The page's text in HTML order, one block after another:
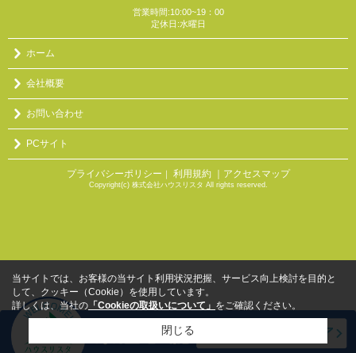
営業時間:10:00~19：00
定休日:水曜日
ホーム
会社概要
お問い合わせ
PCサイト
プライバシーポリシー ｜ 利用規約 ｜アクセスマップ
Copyright(c) 株式会社ハウスリスタ All rights reserved.
当サイトでは、お客様の当サイト利用状況把握、サービス向上検討を目的と
して、クッキー（Cookie）を使用しています。
詳しくは、当社の 「Cookieの取扱いについて」 をご確認ください。
閉じる